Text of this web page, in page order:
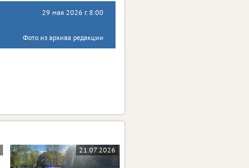
29 мая 2026 г. 8:00
Фото из архива редакции
21.07.2026